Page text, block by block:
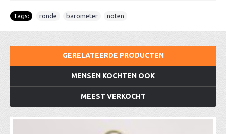
Tags: ronde barometer noten
GERELATEERDE PRODUCTEN
MENSEN KOCHTEN OOK
MEEST VERKOCHT